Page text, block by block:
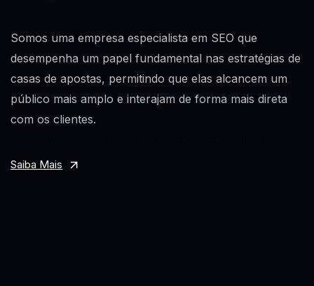
Somos uma empresa especialista em SEO que
desempenha um papel fundamental nas estratégias de
casas de apostas, permitindo que elas alcancem um
público mais amplo e interajam de forma mais direta
com os clientes.
Saiba Mais